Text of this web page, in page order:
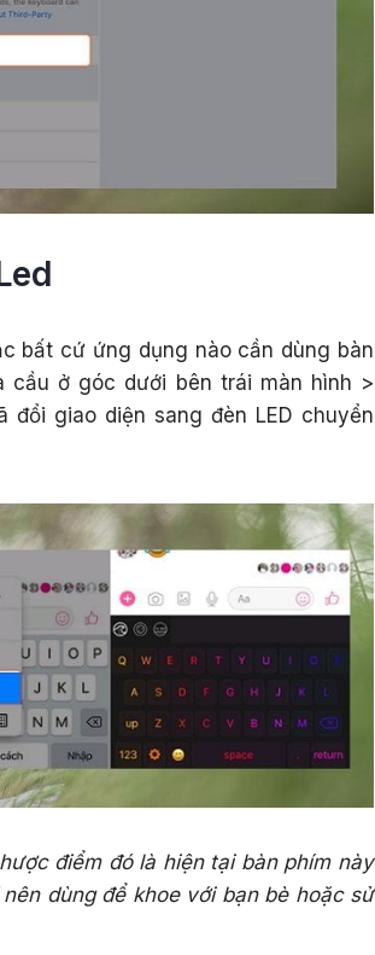
bất cứ ứng dụng nào cần dùng bàn
cầu ở góc dưới bên trái màn hình >
giao diện sang đèn LED chuyển
điểm đó là hiện tại bàn phím này
dùng để khoe với bạn bè hoặc sử